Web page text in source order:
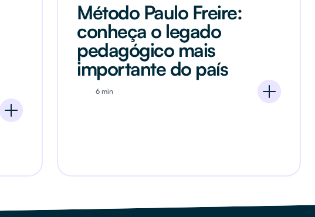
Método Paulo Freire:
conheça o legado
pedagógico mais
importante do país
6 min